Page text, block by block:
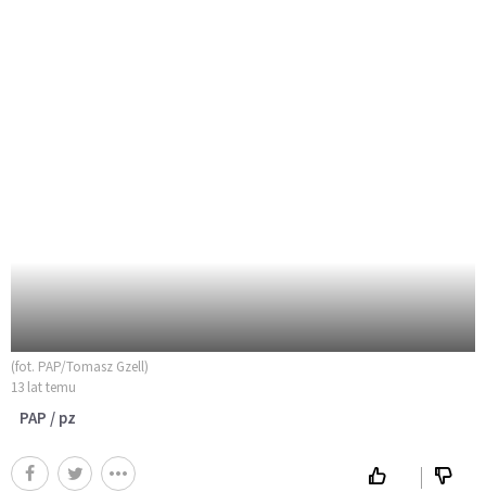
(fot. PAP/Tomasz Gzell)
13 lat temu
PAP / pz